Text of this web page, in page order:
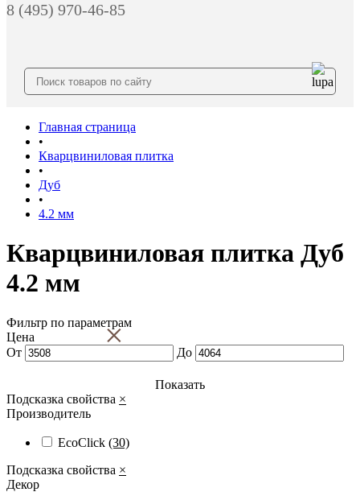
8 (495) 970-46-85
Главная страница
•
Кварцвиниловая плитка
•
Дуб
•
4.2 мм
Кварцвиниловая плитка Дуб
4.2 мм
Фильтр по параметрам
×
Цена
От
До
Показать
Подсказка свойства ×
Производитель
EcoClick (30)
Подсказка свойства ×
Декор